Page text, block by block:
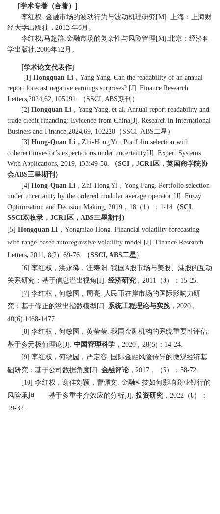
[学术专著（合著）]
李红权. 金融市场的波动行为与波动机理研究[M]. 上海：上海财
经大学出版社， 2012 年6月。
李红权,马超群.金融市场的复杂性与风险管理 [M].北京：经济科
学出版社,2006年12月。
[学术论文代表作]
[1] Hongquan Li ， Yang Yang. Can the readability of an annual
report forecast negative earnings surprises? [J]. Finance Research
Letters,2024,62, 105191. （ SSCI, ABS期刊）
[2] Hongquan Li ， Yang Yang, et al. Annual report readability and
trade credit financing: Evidence from China[J]. Research in International
Business and Finance,2024,69, 102220 （ SSCI, ABS二星）
[3] Hong-Quan Li ， Zhi-Hong Yi . Portfolio selection with
coherent investor’s expectations under uncertainty[J]. Expert Systems
With Applications, 2019, 133:49-58. （SCI ， JCR1区，英国商学院协
会ABS三星期刊）
[4] Hong-Quan Li ， Zhi-Hong Yi ， Yong Fang. Portfolio selection
under uncertainty by the ordered modular average operator [J]. Fuzzy
Optimization and Decision Making, 2019 ， 18 （ 1 ）： 1-14 （SCI、
SSCI双收录， JCR1区， ABS三星期刊）
[5] Hongquan LI ， Yongmiao Hong. Financial volatility forecasting
with range-based autoregressive volatility model [J]. Finance Research
Letters, 2011, 8(2): 69-76. （SSCI, ABS二星）
[6] 李红权，洪永淼，汪寿阳. 我国A股市场与美股、港股的互动
关系研究：基于信息溢出视角 [J]. 经济研究 ， 2011 （8）： 15-25.
[7] 李红权，何敏园，周亮. 人民币在岸市场的国际影响力研
究：基于修正的溢出指数模型 [J]. 系统工程理论与实践 ， 2020 ，
40(6):1468-1477.
[8] 李红权，何敏园，黄莹莹. 我国金融机构的系统重要性评估:
基于多元极值理论[J]. 中国管理科学 ， 2020 ， 28(5) ： 14-24.
[9] 李红权，何敏园，严定容. 国际金融风险传导的微观经济基
础研究：基于公司数据角度[J]. 金融评论 ， 2017 ，（5）： 58-72.
[10] 李红权，谢佳刘颖，曹佩文. 金融科技如何影响商业银行的
风险承担——基于多重中介效应的分析[J]. 投资研究 ， 2022 （8）：
19-32.